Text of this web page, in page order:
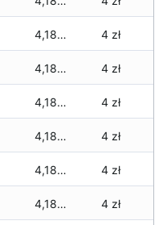
4,180 zł 4 zł
4,180 zł 4 zł
4,180 zł 4 zł
4,180 zł 4 zł
4,180 zł 4 zł
4,180 zł 4 zł